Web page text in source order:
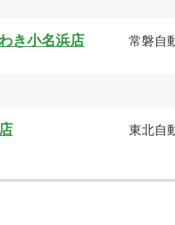
き小名浜店 常磐自
東北自